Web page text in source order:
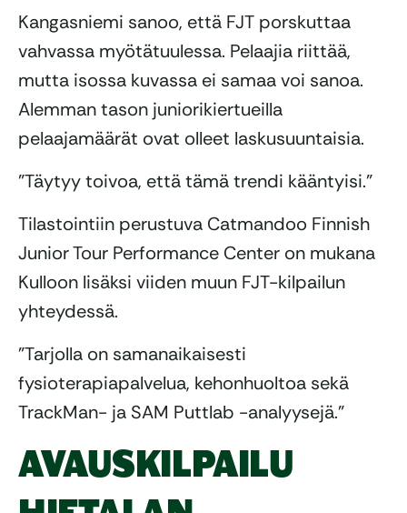
Kangasniemi sanoo, että FJT porskuttaa
vahvassa myötätuulessa. Pelaajia riittää,
mutta isossa kuvassa ei samaa voi sanoa.
Alemman tason juniorikiertueilla
pelaajamäärät ovat olleet laskusuuntaisia.
”Täytyy toivoa, että tämä trendi kääntyisi.”
Tilastointiin perustuva Catmandoo Finnish
Junior Tour Performance Center on mukana
Kulloon lisäksi viiden muun FJT-kilpailun
yhteydessä.
”Tarjolla on samanaikaisesti
fysioterapiapalvelua, kehonhuoltoa sekä
TrackMan- ja SAM Puttlab -analyysejä.”
AVAUSKILPAILU